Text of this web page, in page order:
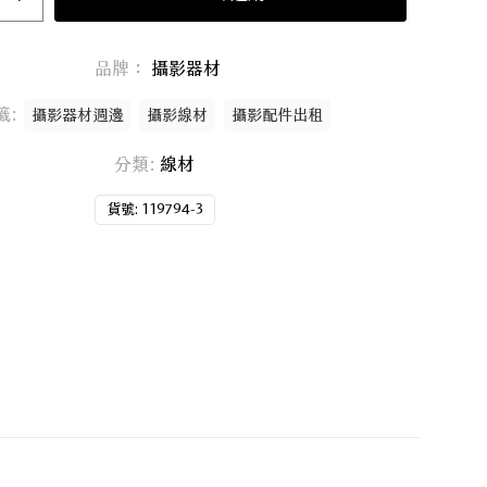
貨號: 119794-3
分類: 線材
: 攝影器材週邊 攝影線材 攝影配件出租
品牌： 攝影器材